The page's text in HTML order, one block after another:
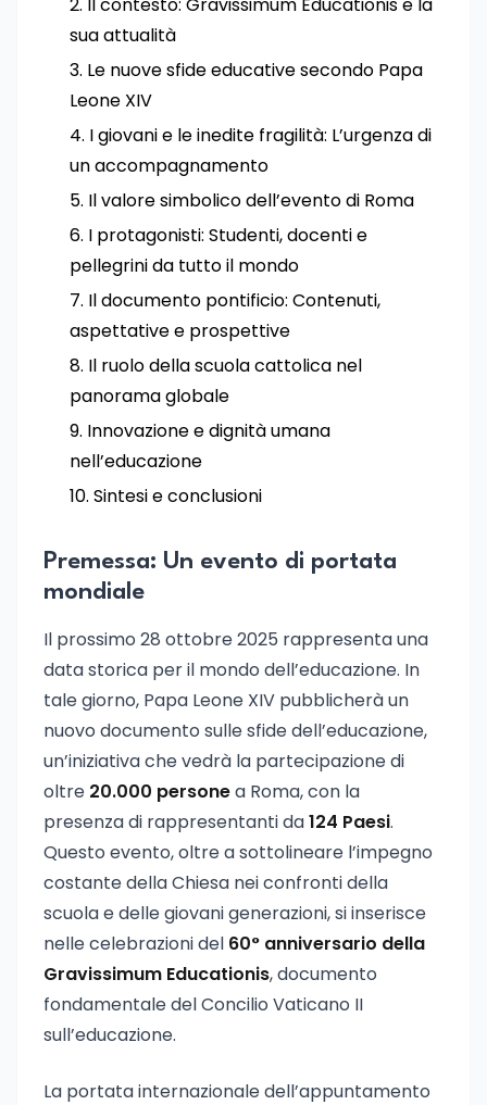
sua attualità
Le nuove sfide educative secondo Papa
Leone XIV
I giovani e le inedite fragilità: L’urgenza di
un accompagnamento
Il valore simbolico dell’evento di Roma
I protagonisti: Studenti, docenti e
pellegrini da tutto il mondo
Il documento pontificio: Contenuti,
aspettative e prospettive
Il ruolo della scuola cattolica nel
panorama globale
Innovazione e dignità umana
nell’educazione
Sintesi e conclusioni
Premessa: Un evento di portata
mondiale
Il prossimo 28 ottobre 2025 rappresenta una
data storica per il mondo dell’educazione. In
tale giorno, Papa Leone XIV pubblicherà un
nuovo documento sulle sfide dell’educazione,
un’iniziativa che vedrà la partecipazione di
oltre 20.000 personea Roma, con la
presenza di rappresentanti da124 Paesi.
Questo evento, oltre a sottolineare l’impegno
costante della Chiesa nei confronti della
scuola e delle giovani generazioni, si inserisce
nelle celebrazioni del 60° anniversario della
Gravissimum Educationis, documento
fondamentale del Concilio Vaticano II
sull’educazione.
La portata internazionale dell’appuntamento